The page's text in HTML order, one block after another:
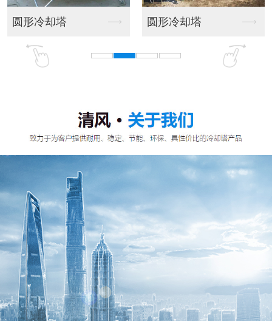
塔 圆形冷却塔 方形横流